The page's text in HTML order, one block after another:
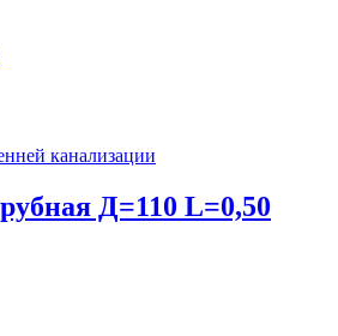
канализации
Д=110 L=0,50